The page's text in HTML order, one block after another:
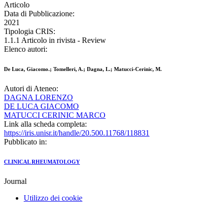
Articolo
Data di Pubblicazione:
2021
Tipologia CRIS:
1.1.1 Articolo in rivista - Review
Elenco autori:
De Luca, Giacomo.; Tomelleri, A.; Dagna, L.; Matucci-Cerinic, M.
Autori di Ateneo:
DAGNA LORENZO
DE LUCA GIACOMO
MATUCCI CERINIC MARCO
Link alla scheda completa:
https://iris.unisr.it/handle/20.500.11768/118831
Pubblicato in:
CLINICAL RHEUMATOLOGY
Journal
Utilizzo dei cookie